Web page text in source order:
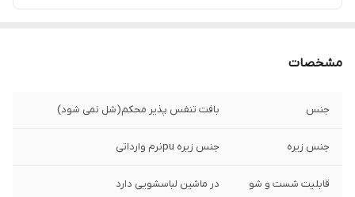
مشخصات
جنس بافت تنفس پذیر محکم(شل نمی شود)
جنس زیره جنس زیره puنرم وارداتی
قابلیت شست و شو در ماشین لباسشویی دارد